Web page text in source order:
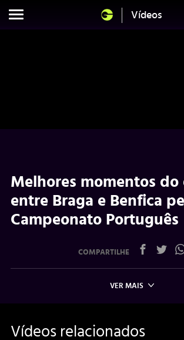
Vídeos
Melhores momentos do
entre Braga e Benfica
Campeonato Português
COMPARTILHE
VER MAIS
Vídeos relacionados